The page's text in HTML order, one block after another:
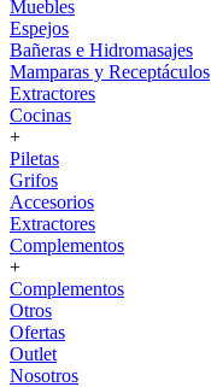
Muebles
Espejos
Bañeras e Hidromasajes
Mamparas y Receptáculos
Extractores
Cocinas
+
Piletas
Grifos
Accesorios
Extractores
Complementos
+
Complementos
Otros
Ofertas
Outlet
Nosotros